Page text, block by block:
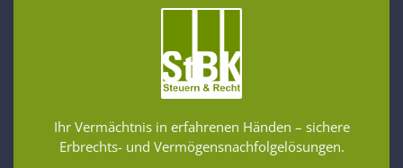
Ihr Vermächtnis in erfahrenen Händen – sichere
Erbrechts- und Vermögensnachfolgelösungen.